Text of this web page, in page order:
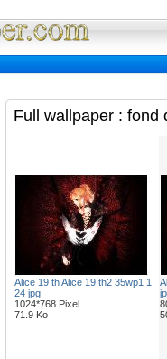
Full wallpaper : fond
Alice 19 th Alice 19 th2 35wp1 1
24 jpg
1024*768 Pixel
71.9 Ko